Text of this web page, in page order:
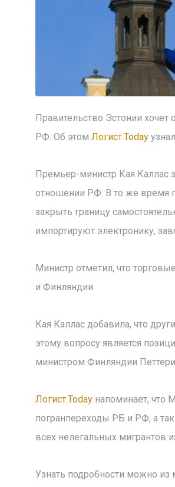
Правительство Эстонии
РФ. Об этом Логист.Today
Премьер-министр Кая Каллас
отношении РФ. В то же время
закрыть границу
импортируют электронику,
Министр отметил, что
и Финляндии.
Кая Каллас добавила, что
этому вопросу является
министром Финляндии
Логист.Todayнапоминает, что
погранпереходы РБ и РФ, а
всех нелегальных мигрантов
Узнать подробности можно из